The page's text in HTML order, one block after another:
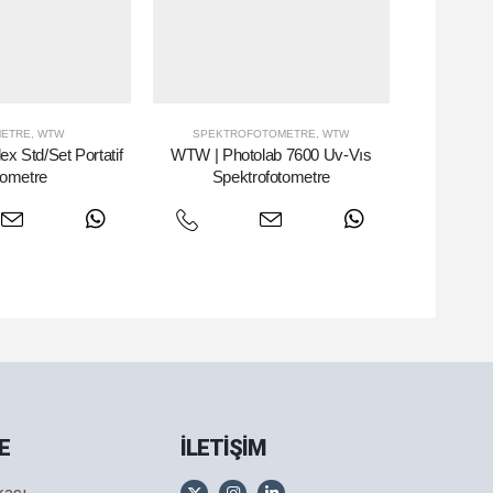
WTW
Std/Set Portatif
SPEKTROFOTOMETRE ,WTW
WTW | Photolab 7600 Uv-Vıs
Spektrofotometre
İLETİŞİM